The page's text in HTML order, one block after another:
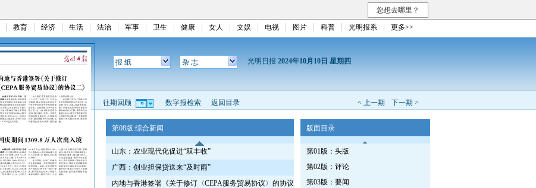
您想去哪里？
教育 经济 生活 法治 军事 卫生 健康 女人 文娱 电视 图片 科普 光明报系 更多>>
报 纸 杂 志 光明日报 2024年10月10日 星期四
< 上一期 下一期 >
往期回顾 数字报检索 返回目录
第08版:综合新闻
山东：农业现代化促进“双丰收”
广西：创业担保贷送来“及时雨”
内地与香港签署《关于修订〈CEPA服务贸易协议〉的协议
版面目录
第01版：头版
第02版：评论
第03版：要闻